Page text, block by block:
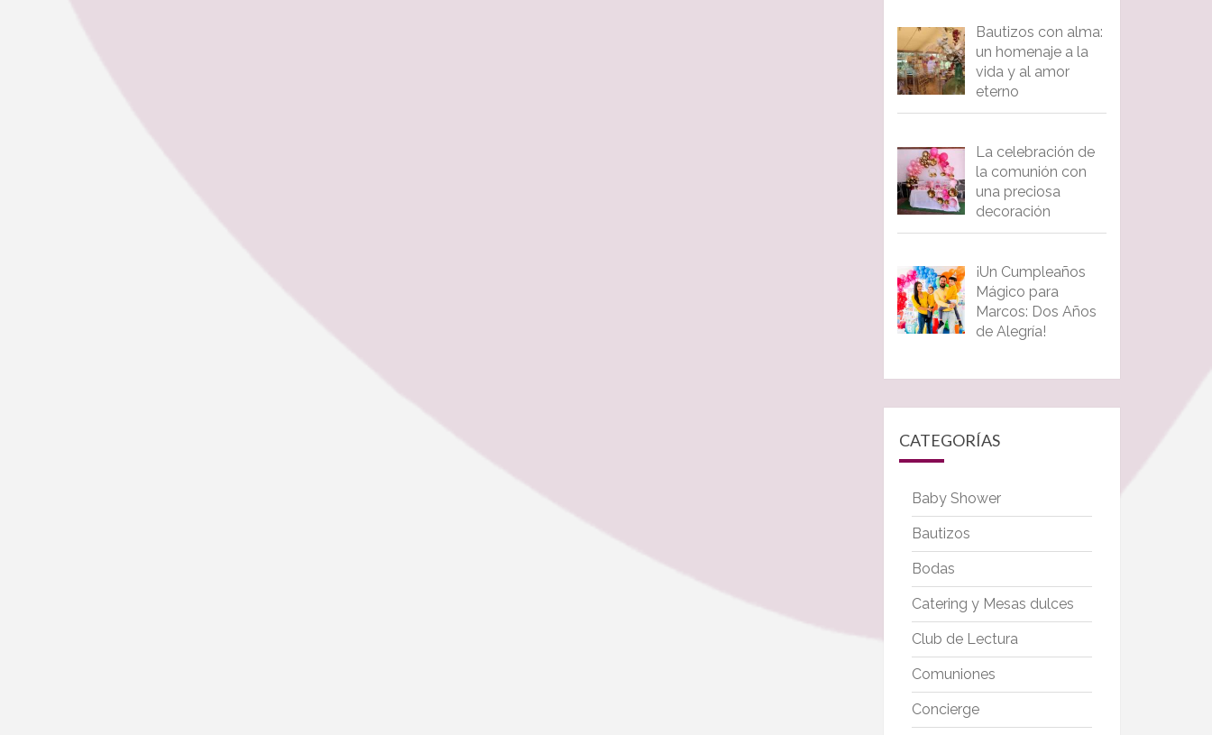
Bautizos con alma:
un homenaje a la
vida y al amor
eterno
La celebración de
la comunión con
una preciosa
decoración
¡Un Cumpleaños
Mágico para
Marcos: Dos Años
de Alegría!
CATEGORÍAS
Baby Shower
Bautizos
Bodas
Catering y Mesas dulces
Club de Lectura
Comuniones
Concierge